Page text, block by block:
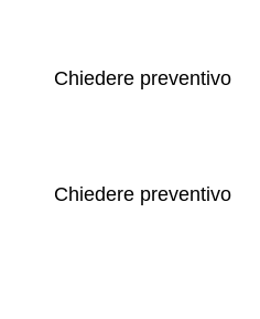
Chiedere preventivo
Chiedere preventivo